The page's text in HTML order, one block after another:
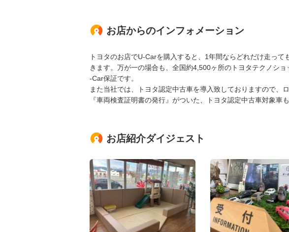
お店からのインフォメーション
トヨタのお店でU-Carを購入すると、1年間ならどれだけ走っ
きます。万が一の場合も、全国約4,500ヶ所のトヨタテクノシ
-Car保証です。
また当社では、トヨタ認定中古車を導入致しておりますので、
『車両検査証明書の発行』がついた、トヨタ認定中古車対象車
お店紹介ダイジェスト